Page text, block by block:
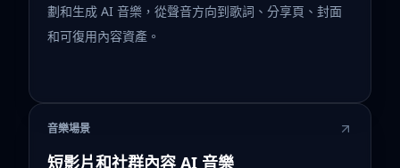
劃和生成 AI 音樂，從聲音方向到歌詞、分享頁、封面
和可復用內容資產。
音樂場景
短影片和社群內容 AI 音樂